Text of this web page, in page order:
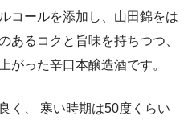
コールを添加し、山田錦をは
あるコクと旨味を持ちつつ、
がった辛口本醸造酒です。
く、 寒い時期は50度くらい